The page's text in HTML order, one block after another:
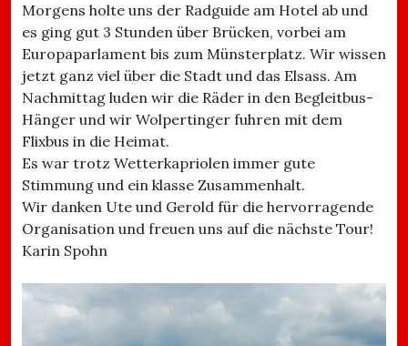
Morgens holte uns der Radguide am Hotel ab und
es ging gut 3 Stunden über Brücken, vorbei am
Europaparlament bis zum Münsterplatz. Wir wissen
jetzt ganz viel über die Stadt und das Elsass. Am
Nachmittag luden wir die Räder in den Begleitbus-
Hänger und wir Wolpertinger fuhren mit dem
Flixbus in die Heimat.
Es war trotz Wetterkapriolen immer gute
Stimmung und ein klasse Zusammenhalt.
Wir danken Ute und Gerold für die hervorragende
Organisation und freuen uns auf die nächste Tour!
Karin Spohn